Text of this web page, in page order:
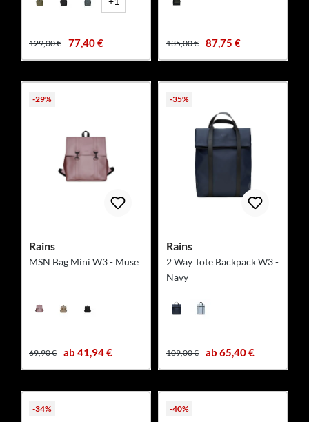
129,00 € 77,40 € 135,00 € 87,75 €
-29%
Rains
MSN Bag Mini W3 - Muse
69,90 € ab 41,94 €
-35%
Rains
2 Way Tote Backpack W3 -
Navy
109,00 € ab 65,40 €
-34% -40%